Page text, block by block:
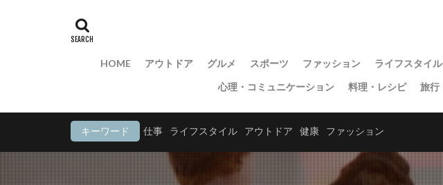
HOME アウトドア グルメ スポーツ ファッション ライフスタイル
心理・コミュニケーション
料理・レシピ 旅行
キーワード 仕事 ライフスタイル アウトドア 健康 ファッション